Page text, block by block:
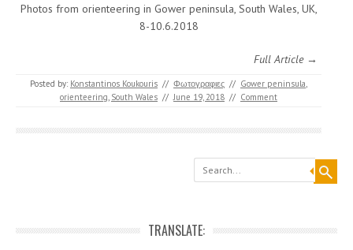
Photos from orienteering in Gower peninsula, South Wales, UK,
8-10.6.2018
Full Article →
Posted by: Konstantinos Koukouris // Φωτογραφιες // Gower peninsula,
orienteering, South Wales // June 19, 2018 // Comment
Search
TRANSLATE: